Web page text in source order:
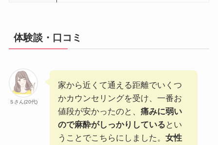
体験談・口コミ
Ｓさん(20代)
家から近くて通える距離でいくつ
かカウンセリングを受け、一番お
値段が安かったのと、 痛みに弱い
ので麻酔がしっかりしている とい
うことでこちらにしました。 女性